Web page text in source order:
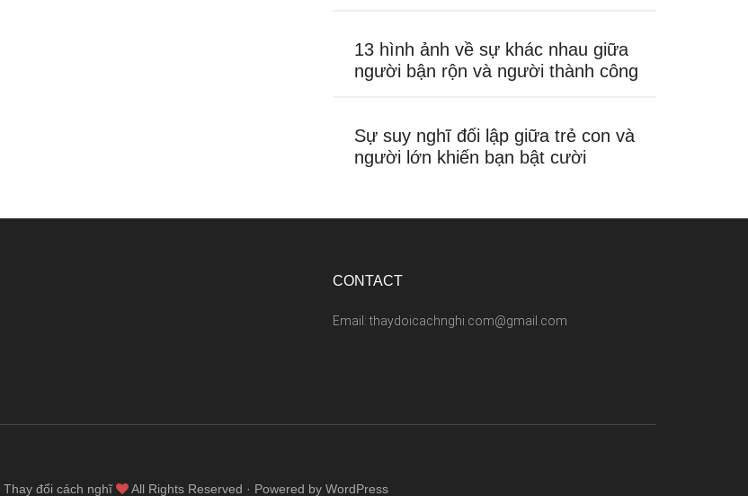
13 hình ảnh về sự khác nhau giữa
người bận rộn và người thành công
Sự suy nghĩ đối lập giữa trẻ con và
người lớn khiến bạn bật cười
CONTACT
Email: thaydoicachnghi.com@gmail.com
Thay đổi cách nghĩ All Rights Reserved · Powered by WordPress